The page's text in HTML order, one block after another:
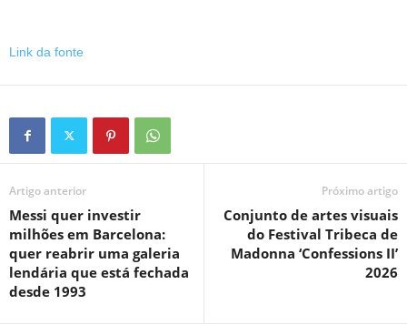
Link da fonte
Artigo anterior
Messi quer investir
milhões em Barcelona:
quer reabrir uma galeria
lendária que está fechada
desde 1993
Próximo artigo
Conjunto de artes visuais
do Festival Tribeca de
Madonna ‘Confessions II’
2026